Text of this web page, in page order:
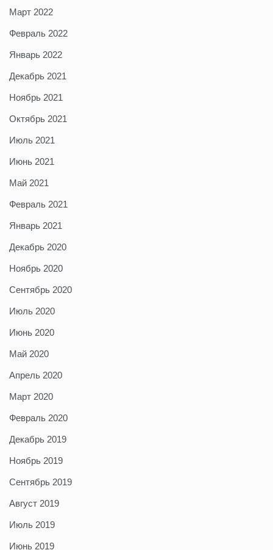
Март 2022
Февраль 2022
Январь 2022
Декабрь 2021
Ноябрь 2021
Октябрь 2021
Июль 2021
Июнь 2021
Май 2021
Февраль 2021
Январь 2021
Декабрь 2020
Ноябрь 2020
Сентябрь 2020
Июль 2020
Июнь 2020
Май 2020
Апрель 2020
Март 2020
Февраль 2020
Декабрь 2019
Ноябрь 2019
Сентябрь 2019
Август 2019
Июль 2019
Июнь 2019